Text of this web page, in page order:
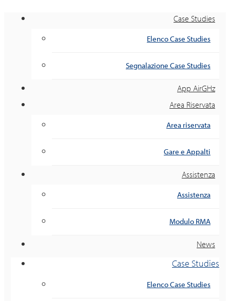
Case Studies
Elenco Case Studies
Segnalazione Case Studies
App AirGHz
Area Riservata
Area riservata
Gare e Appalti
Assistenza
Assistenza
Modulo RMA
News
Case Studies
Elenco Case Studies